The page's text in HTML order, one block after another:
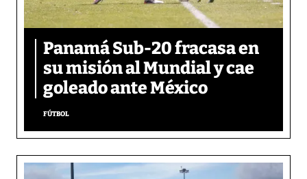
Panamá Sub-20 fracasa en
su misión al Mundial y cae
goleado ante México
FÚTBOL